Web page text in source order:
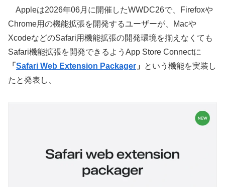
Appleは2026年06月に開催したWWDC26で、Firefoxや
Chrome用の機能拡張を開発するユーザーが、Macや
XcodeなどのSafari用機能拡張の開発環境を揃えなくても
Safari機能拡張を開発できるようApp Store Connectに
「 Safari Web Extension Packager 」
という機能を実装し
たと発表し、